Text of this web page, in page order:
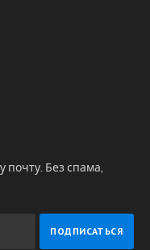
“дает нам
более
группы,
и
российском
летом этого